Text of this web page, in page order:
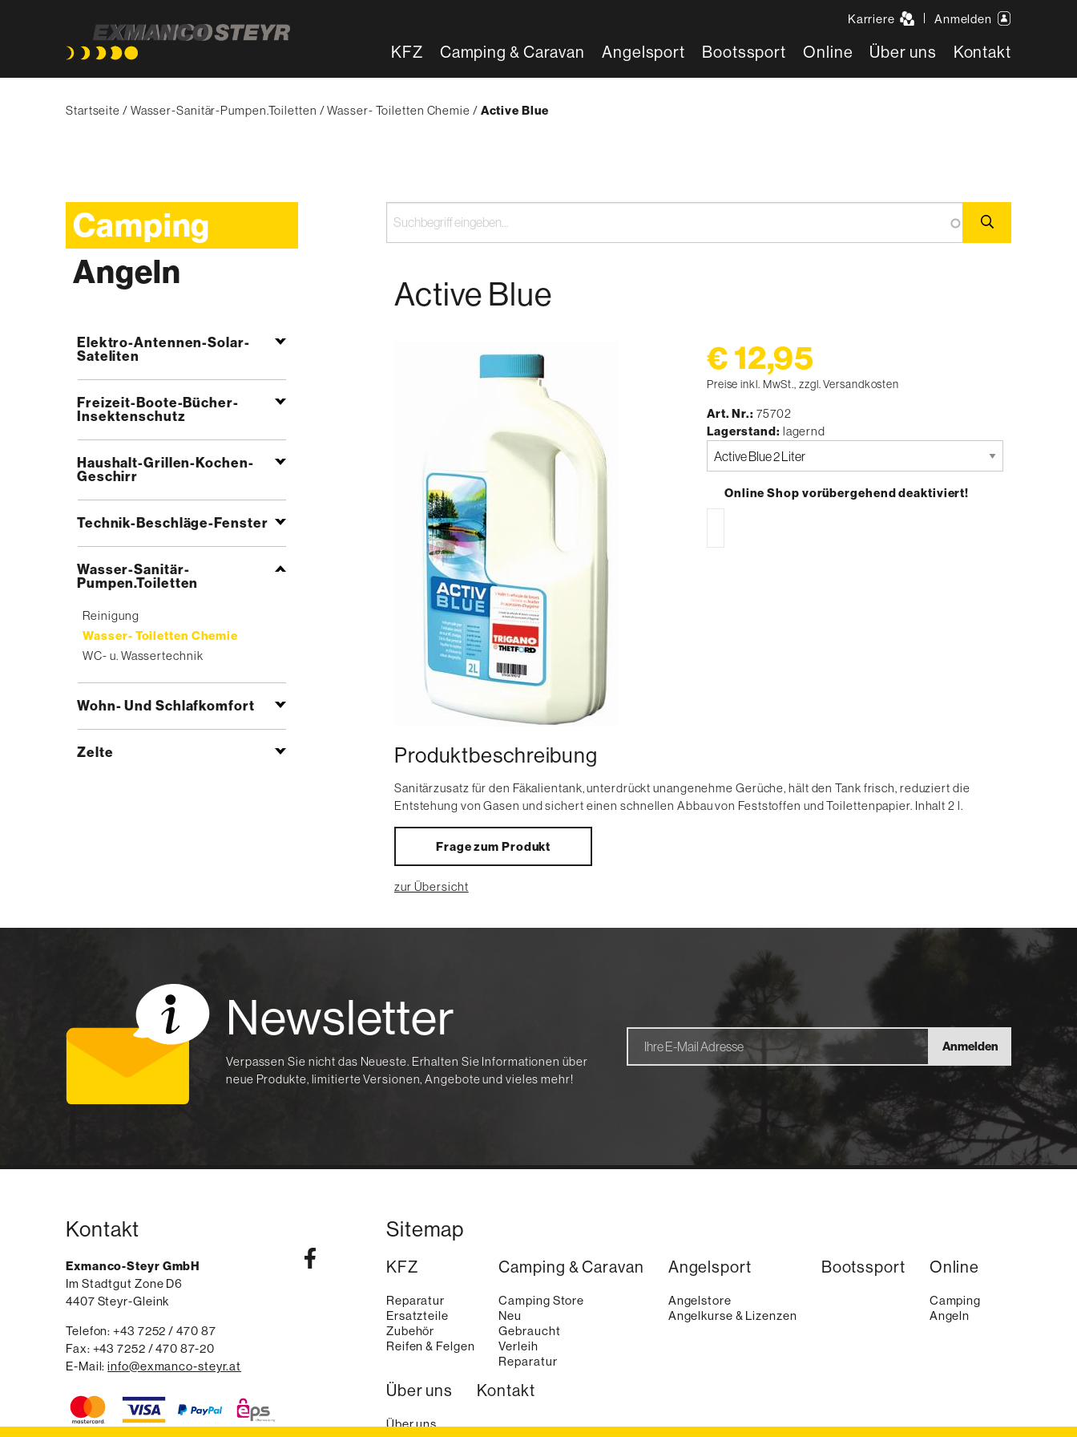
Karriere Anmelden
KFZ Camping & Caravan Angelsport Bootssport Online Über uns Kontakt
Startseite
Wasser-Sanitär-Pumpen.Toiletten Wasser- Toiletten Chemie {'Current'|t}:
Active Blue
Active Blue
€ 12,95
Preise inkl. MwSt., zzgl. Versandkosten
Art. Nr. 75702
Lagerstand lagernd
Bitte
auswählen
Online Shop vorübergehend deaktiviert!
Produktbeschreibung
Sanitärzusatz für den Fäkalientank, unterdrückt unangenehme Gerüche, hält den Tank frisch, reduziert die
Entstehung von Gasen und sichert einen schnellen Abbau von Feststoffen und Toilettenpapier. Inhalt 2 l.
Frage zum Produkt
zur Übersicht
Camping
Angeln
Elektro-Antennen-Solar-
Sateliten
Freizeit-Boote-Bücher-
Insektenschutz
Haushalt-Grillen-Kochen-
Geschirr
Technik-Beschläge-Fenster
Wasser-Sanitär-
Pumpen.Toiletten
Reinigung
Wasser- Toiletten Chemie
WC- u. Wassertechnik
Wohn- Und Schlafkomfort
Zelte
Newsletter
Verpassen Sie nicht das Neueste. Erhalten Sie Informationen über
neue Produkte, limitierte Versionen, Angebote und vieles mehr!
Anmelden
Kontakt
Exmanco-Steyr GmbH
Im Stadtgut Zone D6
4407 Steyr-Gleink
Telefon: voice
+43 7252 / 470 87
Fax: fax
+43 7252 / 470 87-20
E-Mail: email
info@exmanco-steyr.at
Sitemap
KFZ
Reparatur
Ersatzteile
Zubehör
Reifen & Felgen
Camping & Caravan
Camping Store
Neu
Gebraucht
Verleih
Reparatur
Angelsport
Angelstore
Angelkurse & Lizenzen
Bootssport Online
Camping
Angeln
Über uns
Über uns
Kontakt